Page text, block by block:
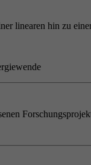
linearen hin zu